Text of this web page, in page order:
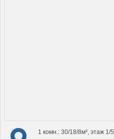
1 комн.: 30/18/8м², этаж 1/5